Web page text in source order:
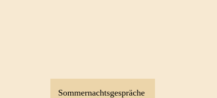
Sommernachtsgespräche